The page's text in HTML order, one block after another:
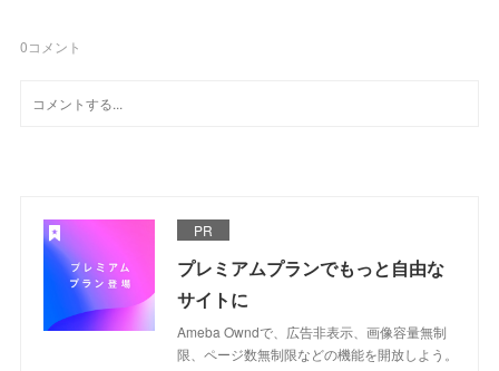
0コメント
PR
プレミアムプランでもっと自由な
サイトに
Ameba Owndで、広告非表示、画像容量無制
限、ページ数無制限などの機能を開放しよう。